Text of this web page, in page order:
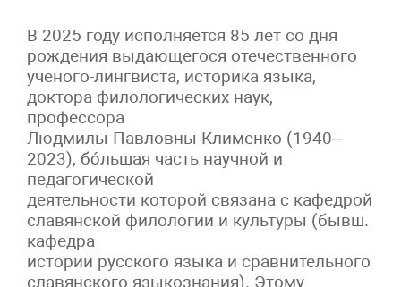
В 2025 году исполняется 85 лет со дня
рождения выдающегося отечественного
ученого-лингвиста, историка языка,
доктора филологических наук,
профессора
Людмилы Павловны Клименко (1940–
2023), бóльшая часть научной и
педагогической
деятельности которой связана с кафедрой
славянской филологии и культуры (бывш.
кафедра
истории русского языка и сравнительного
славянского языкознания). Этому